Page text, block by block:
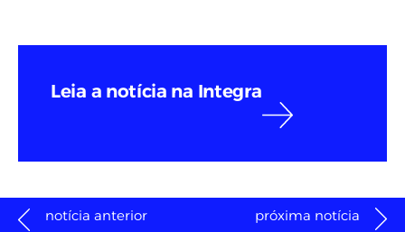
Leia a notícia na Integra
notícia anterior próxima notícia